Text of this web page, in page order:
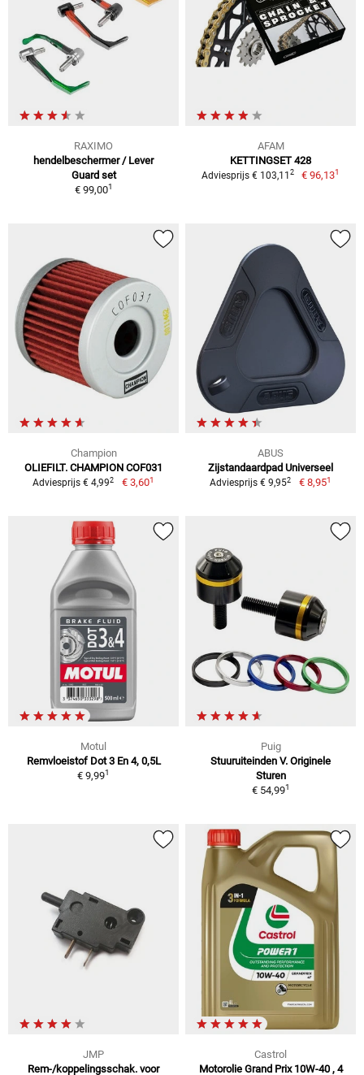
RAXIMO
hendelbeschermer / Lever
Guard set
€ 99,001
AFAM
KETTINGSET 428
Adviesprijs € 103,11 2 € 96,131
Champion
OLIEFILT. CHAMPION COF031
Adviesprijs € 4,992 € 3,601
ABUS
Zijstandaardpad Universeel
Adviesprijs € 9,952 € 8,951
Motul
Remvloeistof Dot 3 En 4, 0,5L
€ 9,991
Puig
Stuuruiteinden V. Originele
Sturen
€ 54,991
JMP
Rem-/koppelingsschak. voor
Castrol
Motorolie Grand Prix 10W-40 , 4